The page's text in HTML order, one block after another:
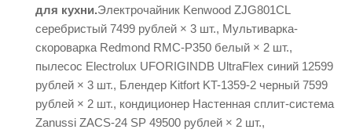
для кухни.Электрочайник Kenwood ZJG801CL
серебристый 7499 рублей × 3 шт., Мультиварка-
скороварка Redmond RMC-P350 белый × 2 шт.,
пылесос Electrolux UFORIGINDB UltraFlex синий 12599
рублей × 3 шт., Блендер Kitfort KT-1359-2 черный 7599
рублей × 2 шт., кондиционер Настенная сплит-система
Zanussi ZACS-24 SP 49500 рублей × 2 шт.,